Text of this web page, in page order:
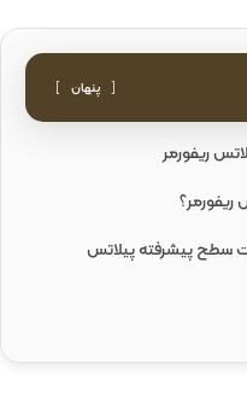
پنهان
ریفورمر
سطح پیشرفته پیلاتس